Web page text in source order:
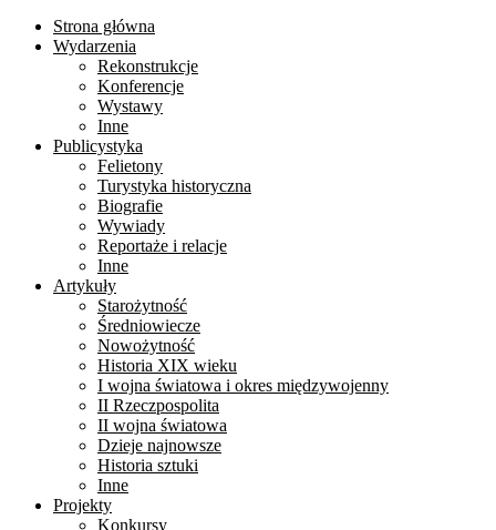
Strona główna
Wydarzenia
Rekonstrukcje
Konferencje
Wystawy
Inne
Publicystyka
Felietony
Turystyka historyczna
Biografie
Wywiady
Reportaże i relacje
Inne
Artykuły
Starożytność
Średniowiecze
Nowożytność
Historia XIX wieku
I wojna światowa i okres międzywojenny
II Rzeczpospolita
II wojna światowa
Dzieje najnowsze
Historia sztuki
Inne
Projekty
Konkursy